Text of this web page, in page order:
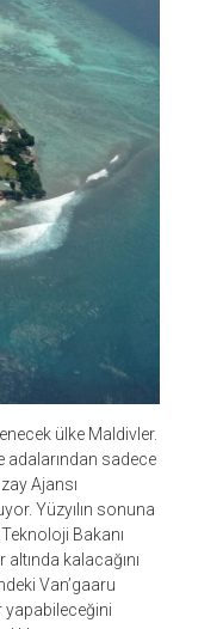
ülke Maldivler.
adalarından sadece
Ajansı
Yüzyılın sonuna
Bakanı
kalacağını
Van’gaaru
yapabileceğini